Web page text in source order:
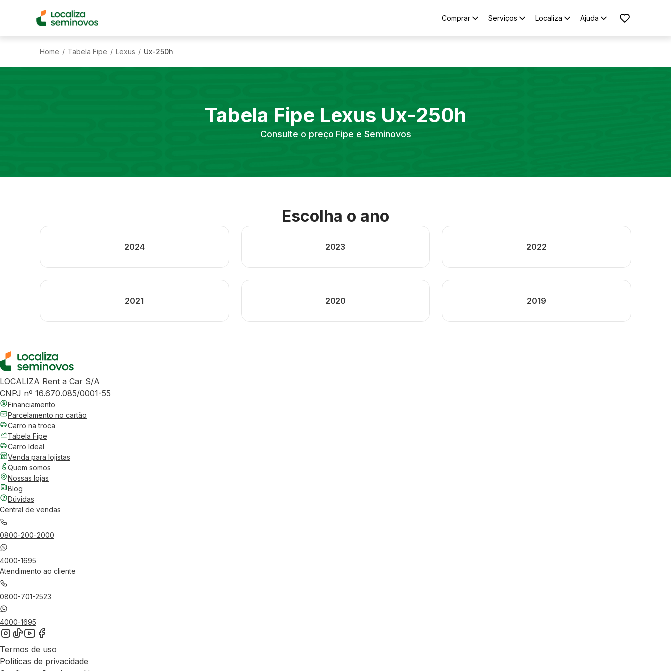
Comprar Serviços Localiza Ajuda
Home / Tabela Fipe / Lexus / Ux-250h
Tabela Fipe Lexus Ux-250h
Consulte o preço Fipe e Seminovos
Escolha o ano
2024 2023 2022
2021 2020 2019
LOCALIZA Rent a Car S/A
CNPJ nº 16.670.085/0001-55
Financiamento
Parcelamento no cartão
Carro na troca
Tabela Fipe
Carro Ideal
Venda para lojistas
Quem somos
Nossas lojas
Blog
Dúvidas
Central de vendas
0800-200-2000
4000-1695
Atendimento ao cliente
0800-701-2523
4000-1695
Termos de uso
Políticas de privacidade